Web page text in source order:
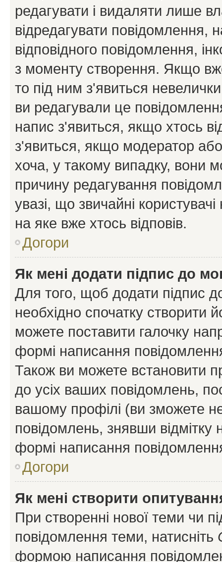
редагувати і видаляти лише
відредагувати повідомлення,
відповідного повідомлення,
з моменту створення. Якщо
то під ним з'явиться
ви редагували це
напис з'явиться, якщо хтось
з'явиться, якщо модератор
хоча, у такому випадку, вони
причину редагування
увазі, що звичайні
на яке вже хтось відповів.
Догори
Як мені додати підпис до
Для того, щоб додати підпис
необхідно спочатку створити
можете поставити галочку
формі написання
Також ви можете встановити
до усіх ваших повідомлень,
вашому профілі (ви зможете
повідомлень, знявши відмітку
формі написання
Догори
Як мені створити
При створенні нової теми чи
повідомлення теми, натисніть
формою написання